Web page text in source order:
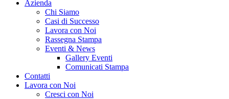
Azienda
Chi Siamo
Casi di Successo
Lavora con Noi
Rassegna Stampa
Eventi & News
Gallery Eventi
Comunicati Stampa
Contatti
Lavora con Noi
Cresci con Noi